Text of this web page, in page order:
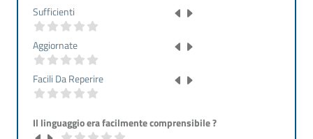
Sufficienti
Aggiornate
Facili Da Reperire
Il linguaggio era facilmente comprensibile ?